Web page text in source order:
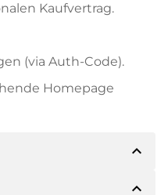
Kaufvertrag.
(via Auth-Code).
Homepage
expand_less
wird Ihnen
expand_less